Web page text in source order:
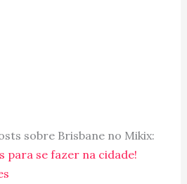
sobre Brisbane no Mikix:
para se fazer na cidade!